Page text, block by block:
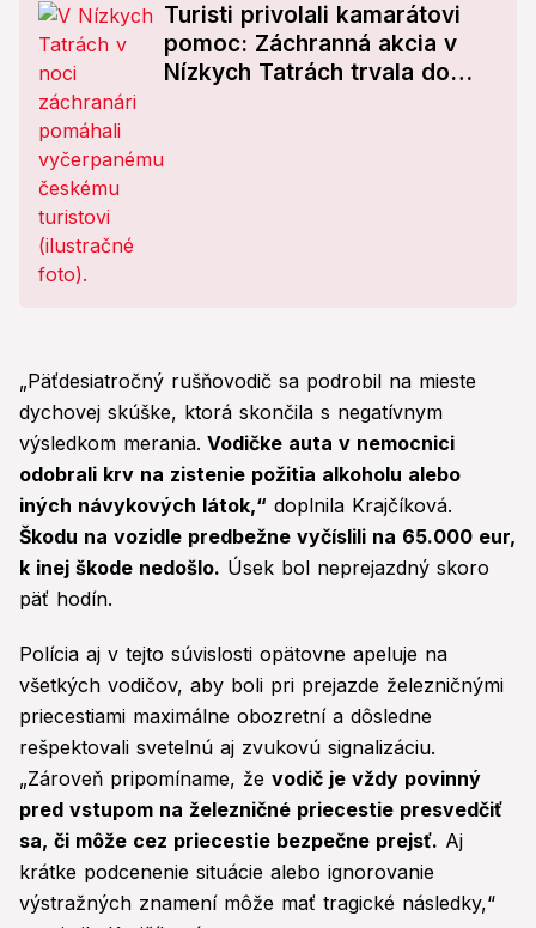
Turisti privolali kamarátovi
pomoc: Záchranná akcia v
Nízkych Tatrách trvala do
„Päťdesiatročný rušňovodič sa podrobil na mieste
dychovej skúške, ktorá skončila s negatívnym
výsledkom merania. Vodičke auta v nemocnici
odobrali krv na zistenie požitia alkoholu alebo
iných návykových látok,“ doplnila Krajčíková.
Škodu na vozidle predbežne vyčíslili na 65.000 eur,
k inej škode nedošlo. Úsek bol neprejazdný skoro
päť hodín.
Polícia aj v tejto súvislosti opätovne apeluje na
všetkých vodičov, aby boli pri prejazde železničnými
priecestiami maximálne obozretní a dôsledne
rešpektovali svetelnú aj zvukovú signalizáciu.
„Zároveň pripomíname, že vodič je vždy povinný
pred vstupom na železničné priecestie presvedčiť
sa, či môže cez priecestie bezpečne prejsť. Aj
krátke podcenenie situácie alebo ignorovanie
výstražných znamení môže mať tragické následky,“